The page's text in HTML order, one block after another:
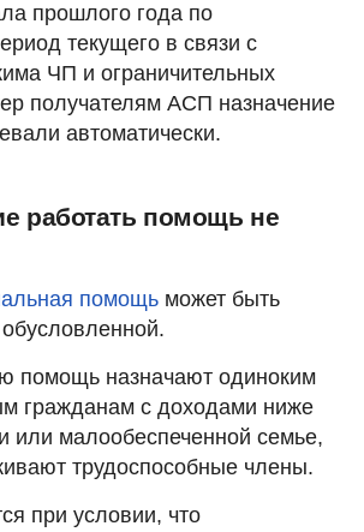
прошлого года по
текущего в связи с
ЧП и ограничительных
получателям АСП назначение
автоматически.
работать помощь не
помощь может быть
помощь назначают одиноким
гражданам с доходами ниже
или малообеспеченной семье,
трудоспособные члены.
при условии, что